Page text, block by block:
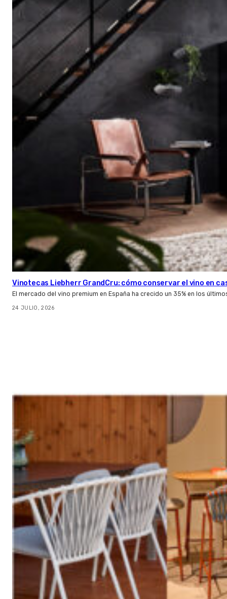
Vinotecas Liebherr GrandCru: cómo conservar el vino en
El mercado del vino premium en España ha crecido un 35% en los
24 JULIO, 2026